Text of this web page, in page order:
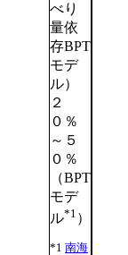
べり
量依
存BPT
モデ
ル）
２
０％
～５
０％
（BPT
モデ
ル*1 ）
*1 南海